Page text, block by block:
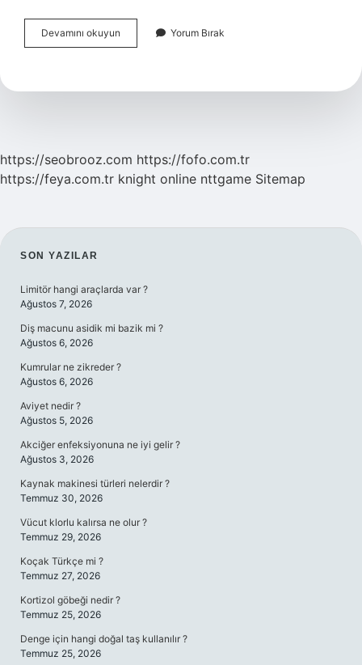
Devamını okuyun
Ne
Yorum Bırak
https://seobrooz.com https://fofo.com.tr
https://feya.com.tr knight online nttgame Sitemap
SIDEBAR
SON YAZILAR
Limitör hangi araçlarda var ?
Ağustos 7, 2026
Diş macunu asidik mi bazik mi ?
Ağustos 6, 2026
Kumrular ne zikreder ?
Ağustos 6, 2026
Aviyet nedir ?
Ağustos 5, 2026
Akciğer enfeksiyonuna ne iyi gelir ?
Ağustos 3, 2026
Kaynak makinesi türleri nelerdir ?
Temmuz 30, 2026
Vücut klorlu kalırsa ne olur ?
Temmuz 29, 2026
Koçak Türkçe mi ?
Temmuz 27, 2026
Kortizol göbeği nedir ?
Temmuz 25, 2026
Denge için hangi doğal taş kullanılır ?
Temmuz 25, 2026